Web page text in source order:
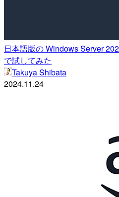
日本語版の Windows Server
で試してみた
Takuya Shibata
2024.11.24